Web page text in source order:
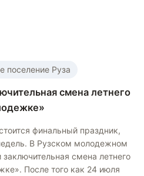
поселение Руза
смена летнего
финальный праздник,
В Рузском молодежном
заключительная смена летнего
После того как 24 июля